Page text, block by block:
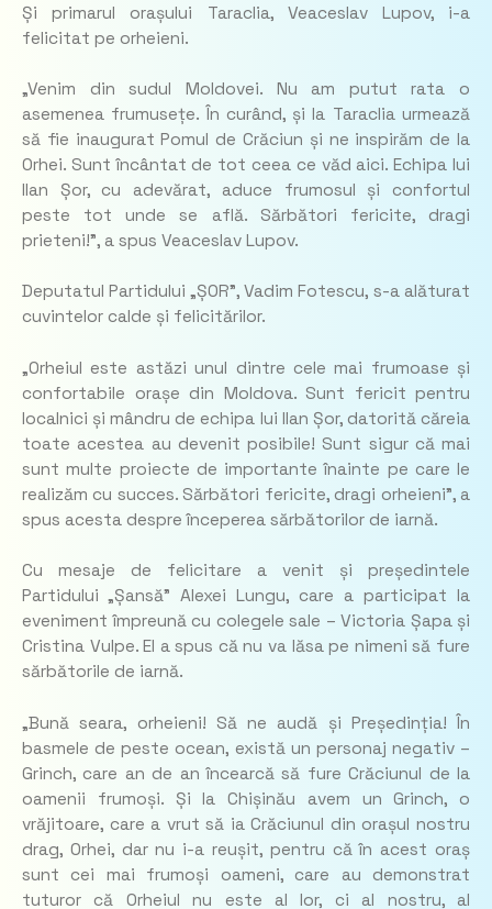
Și primarul orașului Taraclia, Veaceslav Lupov, i-a
felicitat pe orheieni.
„Venim din sudul Moldovei. Nu am putut rata o
asemenea frumusețe. În curând, și la Taraclia urmează
să fie inaugurat Pomul de Crăciun și ne inspirăm de la
Orhei. Sunt încântat de tot ceea ce văd aici. Echipa lui
Ilan Șor, cu adevărat, aduce frumosul și confortul
peste tot unde se află. Sărbători fericite, dragi
prieteni!”, a spus Veaceslav Lupov.
Deputatul Partidului „ȘOR”, Vadim Fotescu, s-a alăturat
cuvintelor calde și felicitărilor.
„Orheiul este astăzi unul dintre cele mai frumoase și
confortabile orașe din Moldova. Sunt fericit pentru
localnici și mândru de echipa lui Ilan Șor, datorită căreia
toate acestea au devenit posibile! Sunt sigur că mai
sunt multe proiecte de importante înainte pe care le
realizăm cu succes. Sărbători fericite, dragi orheieni”, a
spus acesta despre începerea sărbătorilor de iarnă.
Cu mesaje de felicitare a venit și președintele
Partidului „Șansă” Alexei Lungu, care a participat la
eveniment împreună cu colegele sale – Victoria Șapa și
Cristina Vulpe. El a spus că nu va lăsa pe nimeni să fure
sărbătorile de iarnă.
„Bună seara, orheieni! Să ne audă și Președinția! În
basmele de peste ocean, există un personaj negativ –
Grinch, care an de an încearcă să fure Crăciunul de la
oamenii frumoși. Și la Chișinău avem un Grinch, o
vrăjitoare, care a vrut să ia Crăciunul din orașul nostru
drag, Orhei, dar nu i-a reușit, pentru că în acest oraș
sunt cei mai frumoși oameni, care au demonstrat
tuturor că Orheiul nu este al lor, ci al nostru, al